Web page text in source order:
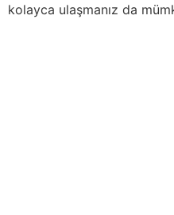
kolayca ulaşmanız da